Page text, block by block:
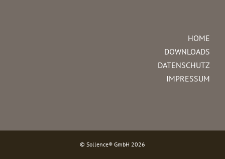
HOME
DOWNLOADS
DATENSCHUTZ
IMPRESSUM
© Sollence® GmbH 2026